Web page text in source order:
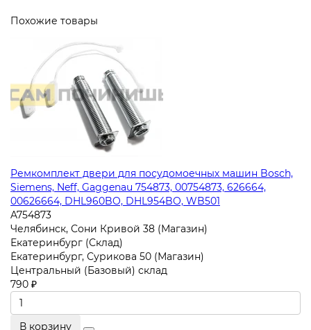
Похожие товары
Ремкомплект двери для посудомоечных машин Bosch,
Siemens, Neff, Gaggenau 754873, 00754873, 626664,
00626664, DHL960BO, DHL954BO, WB501
A754873
Челябинск, Сони Кривой 38 (Магазин)
Екатеринбург (Склад)
Екатеринбург, Сурикова 50 (Магазин)
Центральный (Базовый) склад
790 ₽
В корзину